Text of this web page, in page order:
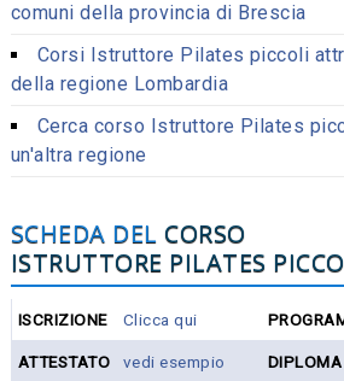
comuni della provincia di Brescia
Corsi Istruttore Pilates piccoli
della regione Lombardia
Cerca corso Istruttore Pilates
un'altra regione
SCHEDA DELCORSO
ISTRUTTORE PILATES
ISCRIZIONE Clicca qui
ATTESTATO vedi esempio DIPLOMA